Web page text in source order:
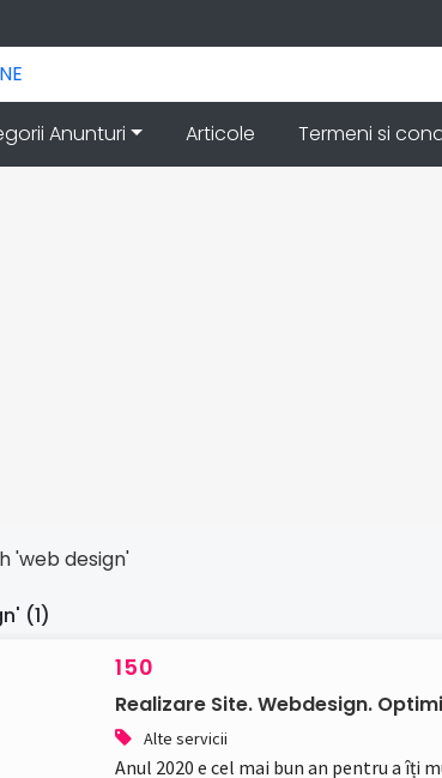
Anunturi Articole Termeni si
'web design'
(1)
150
Realizare Site. Webdesign.
Alte servicii
Anul 2020 e cel mai bun an pentru a